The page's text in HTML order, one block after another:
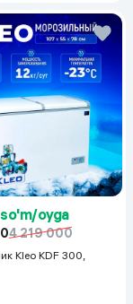
oyga
4 219 000
Kleo KDF 300,